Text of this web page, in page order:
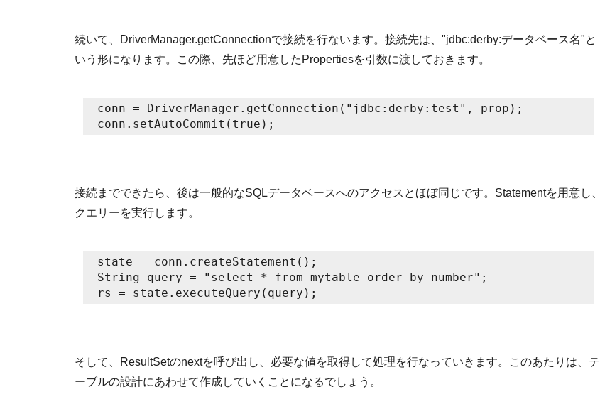
続いて、DriverManager.getConnectionで接続を行ないます。接続先は、"jdbc:derby:データベース名"と
いう形になります。この際、先ほど用意したPropertiesを引数に渡しておきます。
conn = DriverManager.getConnection("jdbc:derby:test", prop);
conn.setAutoCommit(true);
接続までできたら、後は一般的なSQLデータベースへのアクセスとほぼ同じです。Statementを用意し、
クエリーを実行します。
state = conn.createStatement();
String query = "select * from mytable order by number";
rs = state.executeQuery(query);
そして、ResultSetのnextを呼び出し、必要な値を取得して処理を行なっていきます。このあたりは、テ
ーブルの設計にあわせて作成していくことになるでしょう。